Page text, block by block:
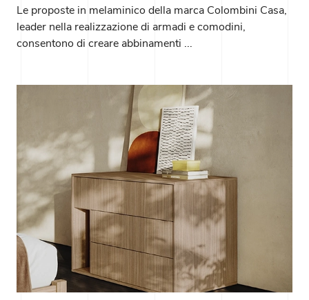
Le proposte in melaminico della marca Colombini Casa,
leader nella realizzazione di armadi e comodini,
consentono di creare abbinamenti ...